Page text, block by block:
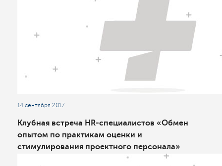
14 сентября 2017
Клубная встреча HR-специалистов «Обмен
опытом по практикам оценки и
стимулирования проектного персонала»